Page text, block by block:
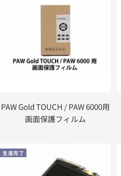
PAW Gold TOUCH / PAW 6000用
画面保護フィルム
生産完了